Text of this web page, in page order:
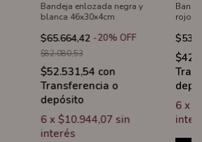
Bandeja enlozada negra y
blanca 46x30x4cm
$65.664,42 -20% OFF
$82.080,53
$52.531,54 con
Transferencia o
depósito
6 x $10.944,07 sin
interés
rojo
6 x